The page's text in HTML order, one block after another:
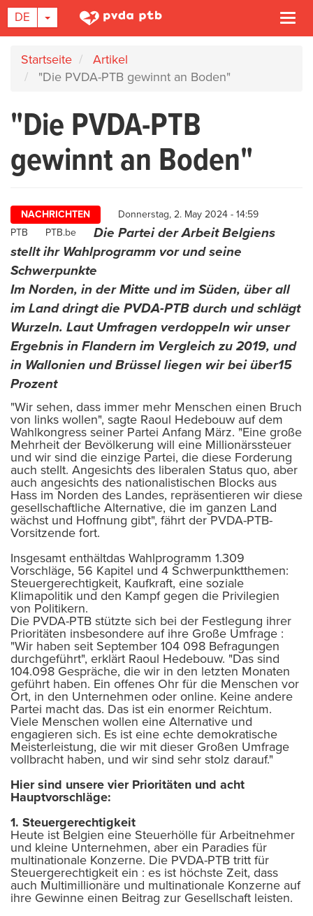
Direkt
DE DROPDOWN-LISTE EIN-/AUSBLENDEN
Startseite
Artikel
"Die PVDA-PTB gewinnt an Boden"
"Die PVDA-PTB
gewinnt an Boden"
NACHRICHTEN
Donnerstag, 2. May 2024 - 14:59
Author
PTB PTB.be
Die Partei der Arbeit Belgiens
stellt ihr Wahlprogramm vor und seine
Schwerpunkte
Im Norden, in der Mitte und im Süden, über all
im Land dringt die PVDA-PTB durch und schlägt
Wurzeln. Laut Umfragen verdoppeln wir unser
Ergebnis in Flandern im Vergleich zu 2019, und
in Wallonien und Brüssel liegen wir bei über15
Prozent
"Wir sehen, dass immer mehr Menschen einen Bruch
von links wollen", sagte Raoul Hedebouw auf dem
Wahlkongress seiner Partei Anfang März. "Eine große
Mehrheit der Bevölkerung will eine Millionärssteuer
und wir sind die einzige Partei, die diese Forderung
auch stellt. Angesichts des liberalen Status quo, aber
auch angesichts des nationalistischen Blocks aus
Hass im Norden des Landes, repräsentieren wir diese
gesellschaftliche Alternative, die im ganzen Land
wächst und Hoffnung gibt", fährt der PVDA-PTB-
Vorsitzende fort.
Insgesamt enthältdas Wahlprogramm 1.309
Vorschläge, 56 Kapitel und 4 Schwerpunktthemen:
Steuergerechtigkeit, Kaufkraft, eine soziale
Klimapolitik und den Kampf gegen die Privilegien
von Politikern.
Die PVDA-PTB stützte sich bei der Festlegung ihrer
Prioritäten insbesondere auf ihre Große Umfrage :
"Wir haben seit September 104 098 Befragungen
durchgeführt", erklärt Raoul Hedebouw. "Das sind
104.098 Gespräche, die wir in den letzten Monaten
geführt haben. Ein offenes Ohr für die Menschen vor
Ort, in den Unternehmen oder online. Keine andere
Partei macht das. Das ist ein enormer Reichtum.
Viele Menschen wollen eine Alternative und
engagieren sich. Es ist eine echte demokratische
Meisterleistung, die wir mit dieser Großen Umfrage
vollbracht haben, und wir sind sehr stolz darauf."
Hier sind unsere vier Prioritäten und acht
Hauptvorschläge:
1. Steuergerechtigkeit
Heute ist Belgien eine Steuerhölle für Arbeitnehmer
und kleine Unternehmen, aber ein Paradies für
multinationale Konzerne. Die PVDA-PTB tritt für
Steuergerechtigkeit ein : es ist höchste Zeit, dass
auch Multimillionäre und multinationale Konzerne auf
ihre Gewinne einen Beitrag zur Gesellschaft leisten.